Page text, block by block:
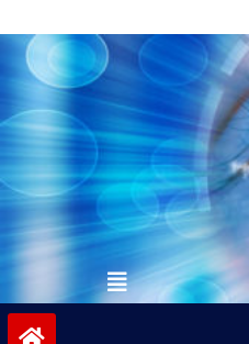
to
contentvinivida.lk